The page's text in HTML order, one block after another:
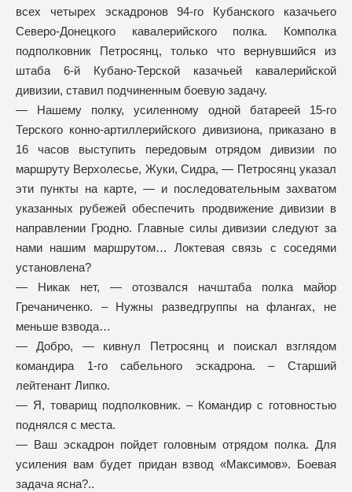
всех четырех эскадронов 94-го Кубанского казачьего
Северо-Донецкого кавалерийского полка. Комполка
подполковник Петросянц, только что вернувшийся из
штаба 6-й Кубано-Терской казачьей кавалерийской
дивизии, ставил подчиненным боевую задачу.
— Нашему полку, усиленному одной батареей 15-го
Терского конно-артиллерийского дивизиона, приказано в
16 часов выступить передовым отрядом дивизии по
маршруту Верхолесье, Жуки, Сидра, — Петросянц указал
эти пункты на карте, — и последовательным захватом
указанных рубежей обеспечить продвижение дивизии в
направлении Гродно. Главные силы дивизии следуют за
нами нашим маршрутом… Локтевая связь с соседями
установлена?
— Никак нет, — отозвался начштаба полка майор
Гречаниченко. – Нужны разведгруппы на флангах, не
меньше взвода…
— Добро, — кивнул Петросянц и поискал взглядом
командира 1-го сабельного эскадрона. – Старший
лейтенант Липко.
— Я, товарищ подполковник. – Командир с готовностью
поднялся с места.
— Ваш эскадрон пойдет головным отрядом полка. Для
усиления вам будет придан взвод «Максимов». Боевая
задача ясна?..